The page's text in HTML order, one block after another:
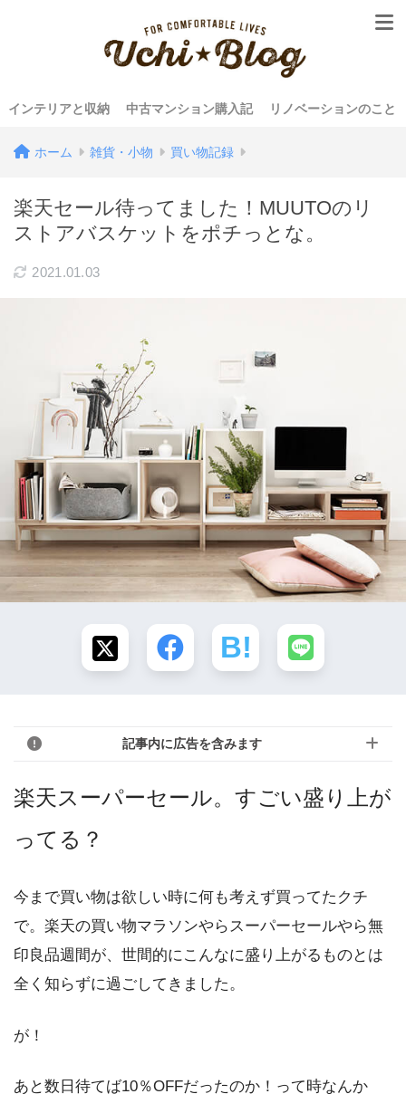
インテリアと収納 中古マンション購入記 リノベーションのこと
ホーム 雑貨・小物 買い物記録
楽天セール待ってました！MUUTOのリ
ストアバスケットをポチっとな。
2021.01.03
記事内に広告を含みます
楽天スーパーセール。すごい盛り上が
ってる？
今まで買い物は欲しい時に何も考えず買ってたクチ
で。楽天の買い物マラソンやらスーパーセールやら無
印良品週間が、世間的にこんなに盛り上がるものとは
全く知らずに過ごしてきました。
が！
あと数日待てば10％OFFだったのか！って時なんか